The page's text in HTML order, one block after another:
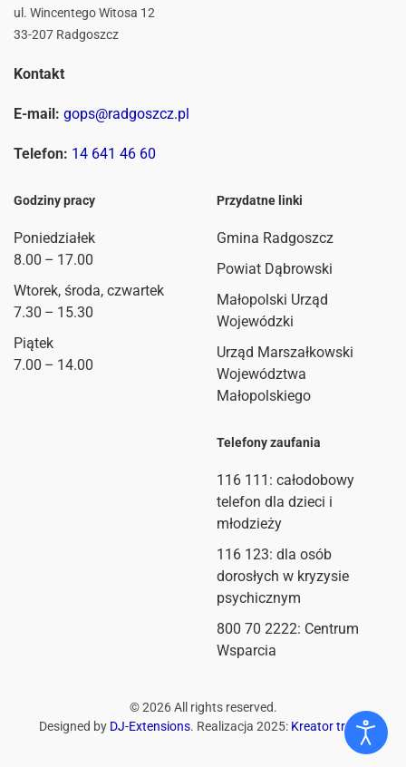
ul. Wincentego Witosa 12
33-207 Radgoszcz
Kontakt
E-mail: gops@radgoszcz.pl
Telefon: 14 641 46 60
Godziny pracy
Poniedziałek
8.00 – 17.00
Wtorek, środa, czwartek
7.30 – 15.30
Piątek
7.00 – 14.00
Przydatne linki
Gmina Radgoszcz
Powiat Dąbrowski
Małopolski Urząd
Wojewódzki
Urząd Marszałkowski
Województwa
Małopolskiego
Telefony zaufania
116 111 : całodobowy
telefon dla dzieci i
młodzieży
116 123: dla osób
dorosłych w kryzysie
psychicznym
800 70 2222: Centrum
Wsparcia
©2026All rights reserved.
Designed by DJ-Extensions. Realizacja 2025: Kreator treści